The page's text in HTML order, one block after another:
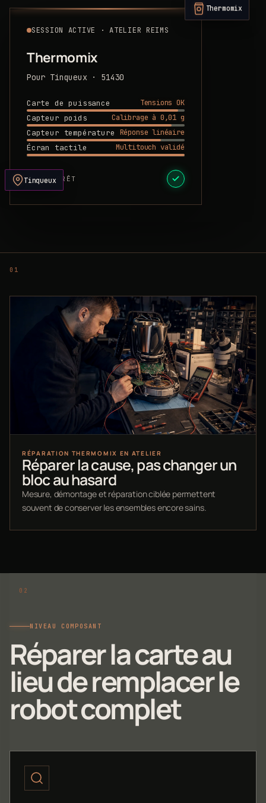
SESSION ACTIVE · ATELIER REIMS
Thermomix
Pour Tinqueux · 51430
Carte de puissance
Tensions OK
Capteur poids
Calibrage à 0,01 g
Capteur température Réponse linéaire
Écran tactile
Multitouch validé
DEVIS PRÊT
Thermomix
Tinqueux
RÉPARATION THERMOMIX EN ATELIER
Réparer la cause, pas changer un
bloc au hasard
Mesure, démontage et réparation ciblée permettent
souvent de conserver les ensembles encore sains.
NIVEAU COMPOSANT
Réparer la carte au
lieu de remplacer le
robot complet